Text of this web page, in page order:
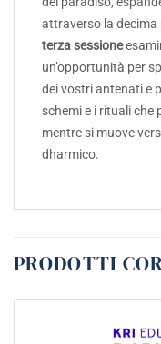
attraverso la
terzasessione
un’opportunità per
dei vostri antenati e
schemi e i rituali che
mentre si muove
dharmico.
PRODOTTI